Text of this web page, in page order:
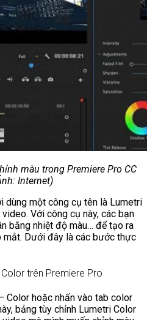
màu trong Premiere Pro CC
Internet)
dùng một công cụ tên là Lumetri
Với công cụ này, các bạn
bằng nhiệt độ màu… để tạo ra
Dưới đây là các bước thực
trên Premiere Pro
Color hoặc nhấn vào tab color
bảng tùy chỉnh Lumetri Color